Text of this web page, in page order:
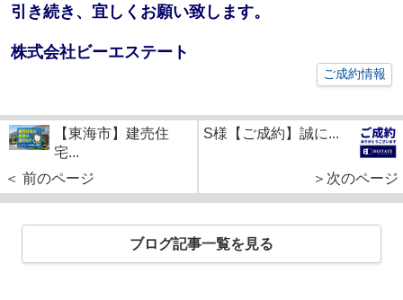
引き続き、宜しくお願い致します。
株式会社ビーエステート
ご成約情報
【東海市】建売住
宅...
＜ 前のページ
S様【ご成約】誠に...
＞次のページ
ブログ記事一覧を見る